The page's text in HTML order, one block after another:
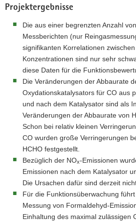
Projektergebnisse
Die aus einer begrenzten Anzahl
Messberichten (nur
signifikanten Korrelationen
Konzentrationen sind nur sehr
diese Daten für die
Die Veränderungen der Abbaurate
Oxydationskatalysators für CO aus
und nach dem Katalysator sind als
Veränderungen der Abbaurate von
Schon bei relativ kleinen
CO wurden große Verringerungen
HCHO festgestellt.
Bezüglich der NOx-Emissionen
Emissionen nach dem Katalysator
Die Ursachen dafür sind derzeit
Für die Funktionsüberwachung
Messung von Formaldehyd-
Einhaltung des maximal zulässigen